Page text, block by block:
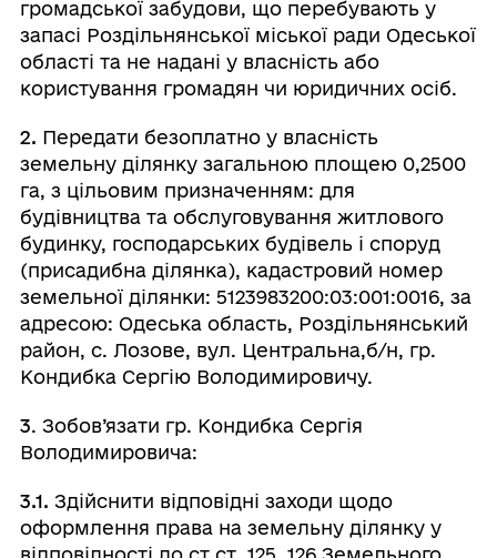
громадської забудови, що перебувають у
запасі Роздільнянської міської ради Одеської
області та не надані у власність або
користування громадян чи юридичних осіб.
2. Передати безоплатно у власність
земельну ділянку загальною площею 0,2500
га, з цільовим призначенням: для
будівництва та обслуговування житлового
будинку, господарських будівель і споруд
(присадибна ділянка), кадастровий номер
земельної ділянки: 5123983200:03:001:0016, за
адресою: Одеська область, Роздільнянський
район, с. Лозове, вул. Центральна,б/н, гр.
Кондибка Сергію Володимировичу.
3. Зобов’язати гр. Кондибка Сергія
Володимировича:
3.1. Здійснити відповідні заходи щодо
оформлення права на земельну ділянку у
відповідності до ст.ст. 125, 126 Земельного